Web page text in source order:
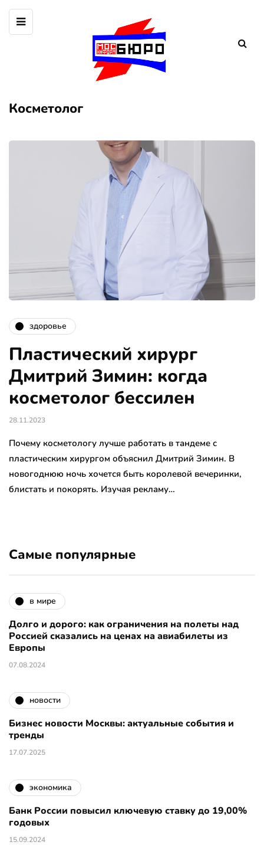
Косметолог
здоровье
Пластический хирург
Дмитрий Зимин: когда
косметолог бессилен
28.11.2023
Почему косметологу лучше работать в тандеме с
пластическим хирургом объяснил Дмитрий Зимин. В
новогоднюю ночь хочется быть королевой вечеринки,
блистать и покорять. Изучая рекламу…
Самые популярные
в мире
Долго и дорого: как ограничения на полеты над
Россией сказались на ценах на авиабилеты из
Европы
07.08.2024
новости
Бизнес новости Москвы: актуальные события и
тренды
17.07.2025
экономика
Банк России повысил ключевую ставку до 19,00%
годовых
15.09.2024